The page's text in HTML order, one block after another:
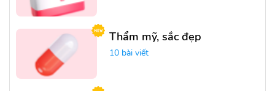
Thẩm mỹ, sắc đẹp
10 bài viết